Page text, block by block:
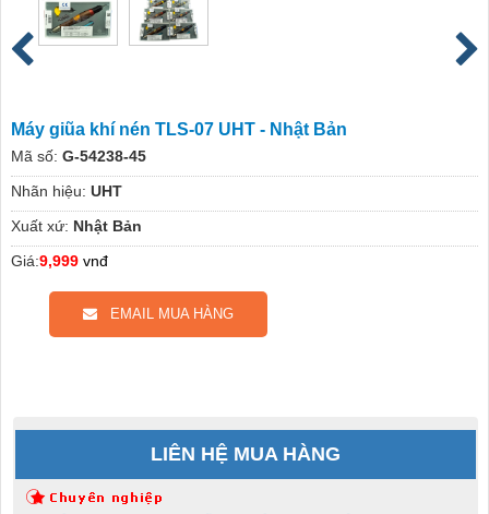
Máy giũa khí nén TLS-07 UHT - Nhật Bản
Mã số: G-54238-45
Nhãn hiệu: UHT
Xuất xứ: Nhật Bản
Giá:9,999 vnđ
EMAIL MUA HÀNG
LIÊN HỆ MUA HÀNG